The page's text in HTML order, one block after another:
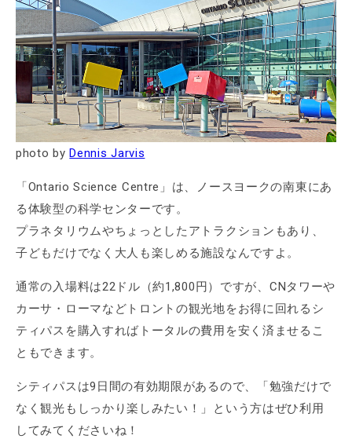
photo byDennis Jarvis
「Ontario Science Centre」は、ノースヨークの南東にあ
る体験型の科学センターです。
プラネタリウムやちょっとしたアトラクションもあり、
子どもだけでなく大人も楽しめる施設なんですよ。
通常の入場料は22ドル（約1,800円）ですが、CNタワーや
カーサ・ローマなどトロントの観光地をお得に回れるシ
ティパスを購入すればトータルの費用を安く済ませるこ
ともできます。
シティパスは9日間の有効期限があるので、「勉強だけで
なく観光もしっかり楽しみたい！」という方はぜひ利用
してみてくださいね！